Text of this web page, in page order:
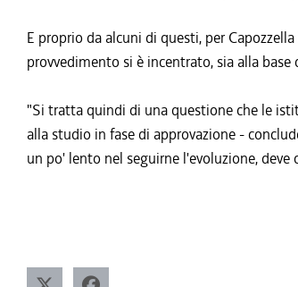
E proprio da alcuni di questi, per
provvedimento si è incentrato, sia alla
"Si tratta quindi di una questione che le
alla studio in fase di approvazione -
un po' lento nel seguirne l'evoluzione,